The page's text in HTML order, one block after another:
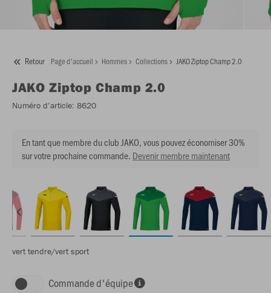
Retour Page d'accueil Hommes Collections JAKO Ziptop Champ 2.0
JAKO Ziptop Champ 2.0
Numéro d’article: 8620
En tant que membre du club JAKO, vous pouvez économiser 30%
sur votre prochaine commande. Devenir membre maintenant
vert tendre/vert sport
Commande d'équipe